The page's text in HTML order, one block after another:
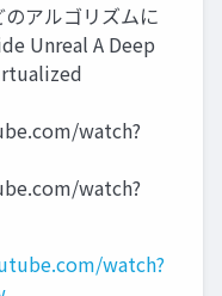
アルゴリズムに
Unreal A Deep
watch?
watch?
watch?